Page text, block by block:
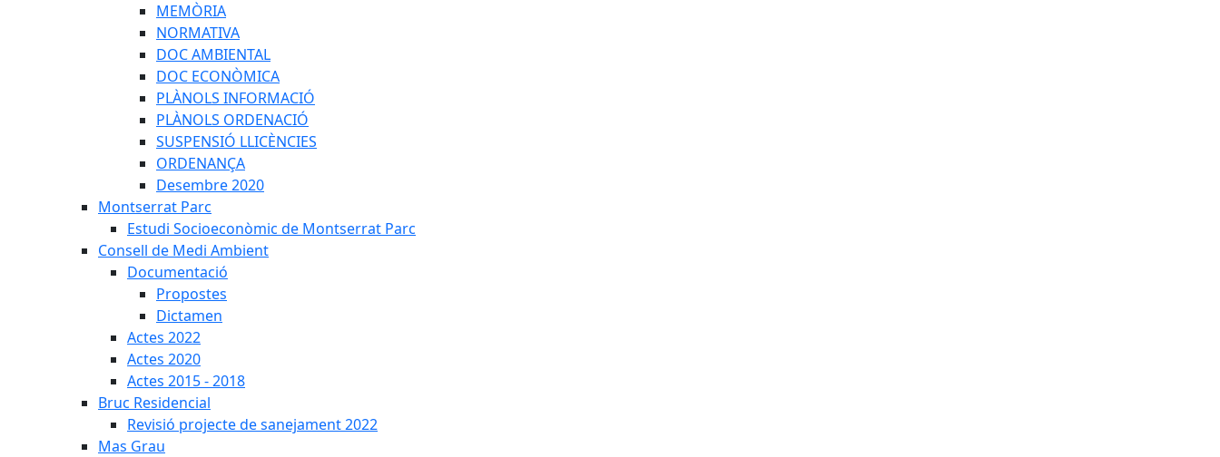
MEMÒRIA
NORMATIVA
DOC AMBIENTAL
DOC ECONÒMICA
PLÀNOLS INFORMACIÓ
PLÀNOLS ORDENACIÓ
SUSPENSIÓ LLICÈNCIES
ORDENANÇA
Desembre 2020
Montserrat Parc
Estudi Socioeconòmic de Montserrat Parc
Consell de Medi Ambient
Documentació
Propostes
Dictamen
Actes 2022
Actes 2020
Actes 2015 - 2018
Bruc Residencial
Revisió projecte de sanejament 2022
Mas Grau